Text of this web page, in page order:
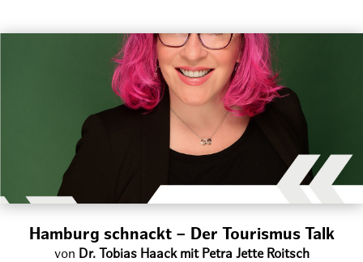
Hamburg schnackt – Der Tourismus Talk
von Dr. Tobias Haack mit Petra Jette Roitsch